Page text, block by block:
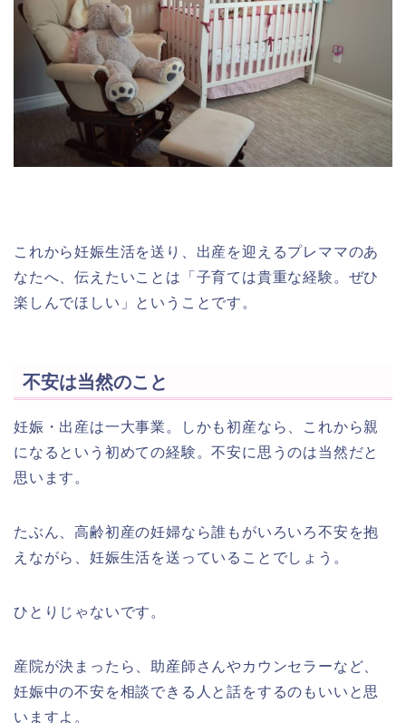
これから妊娠生活を送り、出産を迎えるプレママのあ
なたへ、伝えたいことは「子育ては貴重な経験。ぜひ
楽しんでほしい」ということです。
不安は当然のこと
妊娠・出産は一大事業。しかも初産なら、これから親
になるという初めての経験。不安に思うのは当然だと
思います。
たぶん、高齢初産の妊婦なら誰もがいろいろ不安を抱
えながら、妊娠生活を送っていることでしょう。
ひとりじゃないです。
産院が決まったら、助産師さんやカウンセラーなど、
妊娠中の不安を相談できる人と話をするのもいいと思
いますよ。